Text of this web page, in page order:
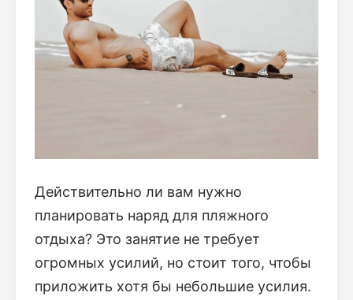
Действительно ли вам нужно
планировать наряд для пляжного
отдыха? Это занятие не требует
огромных усилий, но стоит того, чтобы
приложить хотя бы небольшие усилия.